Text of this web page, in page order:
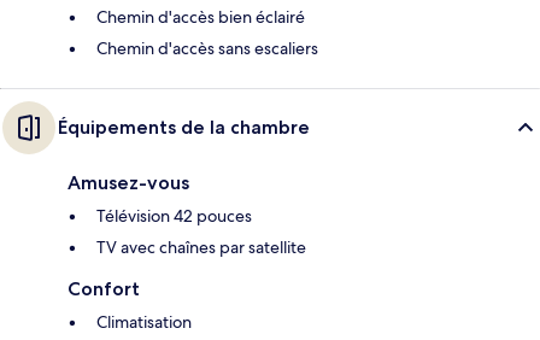
Chemin d'accès bien éclairé
Chemin d'accès sans escaliers
Équipements de la chambre
Amusez-vous
Télévision 42 pouces
TV avec chaînes par satellite
Confort
Climatisation